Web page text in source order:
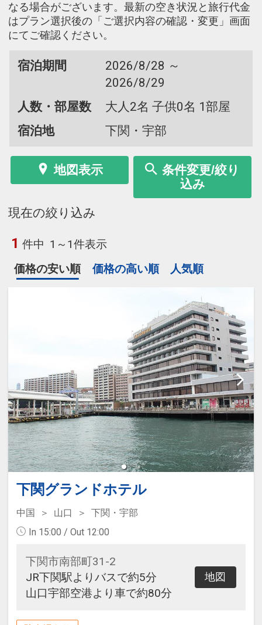
なる場合がございます。最新の空き状況と旅行代金
はプラン選択後の「ご選択内容の確認・変更」画面
にてご確認ください。
宿泊期間
2026/8/28 ～
2026/8/29
人数・部屋数
大人2名 子供0名 1部屋
宿泊地
下関・宇部
地図表示
条件変更/絞り
込み
現在の絞り込み
1 件中 1～1件表示
価格の安い順
価格の高い順 人気順
下関グランドホテル
中国 山口
下関・宇部
In 15:00 / Out 12:00
下関市南部町31-2
JR下関駅よりバスで約5分
山口宇部空港より車で約80分
地図